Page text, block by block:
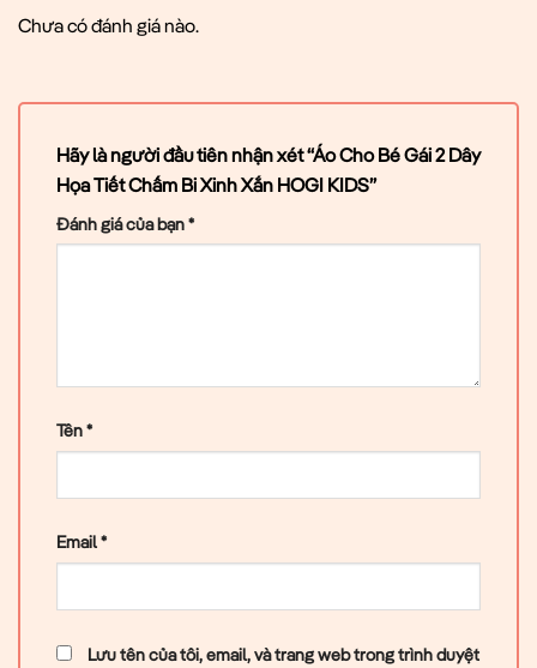
Chưa có đánh giá nào.
Hãy là người đầu tiên nhận xét “Áo Cho Bé Gái 2 Dây
Họa Tiết Chấm Bi Xinh Xắn HOGI KIDS”
Đánh giá của bạn*
Tên*
Email*
Lưu tên của tôi, email, và trang web trong trình duyệt